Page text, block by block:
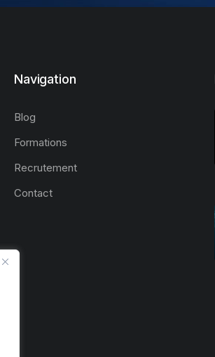
Navigation
Blog
Formations
Recrutement
Contact